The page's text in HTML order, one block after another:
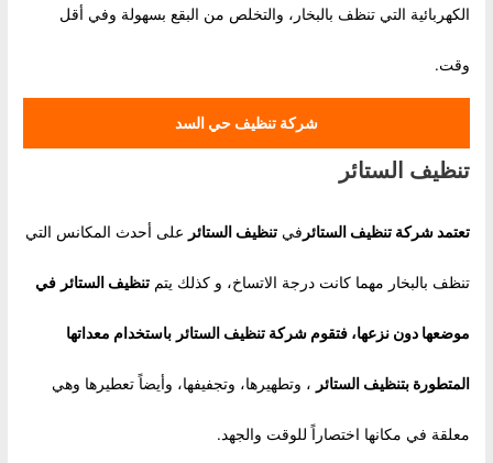
الكهربائية التي تنظف بالبخار، والتخلص من البقع بسهولة وفي أقل
وقت.
شركة تنظيف حي السد
تنظيف الستائر
تعتمد شركةتنظيف الستائر فيتنظيف الستائر على أحدث المكانس التي
تنظف بالبخار مهما كانت درجة الاتساخ، و كذلك يتمتنظيف الستائر في
موضعها دون نزعها، فتقوم شركةتنظيف الستائر باستخدام معداتها
المتطورة بتنظيف الستائر ، وتطهيرها، وتجفيفها، وأيضاً تعطيرها وهي
معلقة في مكانها اختصاراً للوقت والجهد.